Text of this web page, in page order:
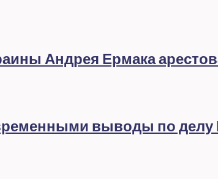
Андрея Ермака
выводы по делу